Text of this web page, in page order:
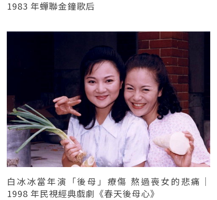
1983 年蟬聯金鐘歌后
白冰冰當年演「後母」療傷 熬過喪女的悲痛｜
1998 年民視經典戲劇《春天後母心》